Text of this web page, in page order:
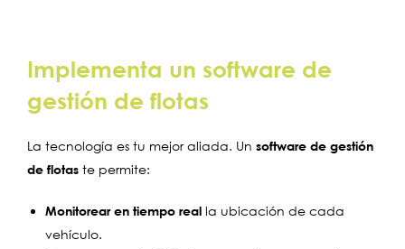
Implementa un software de
gestión de flotas
La tecnología es tu mejor aliada. Un software de gestión
de flotas te permite:
Monitorear en tiempo real la ubicación de cada
vehículo.